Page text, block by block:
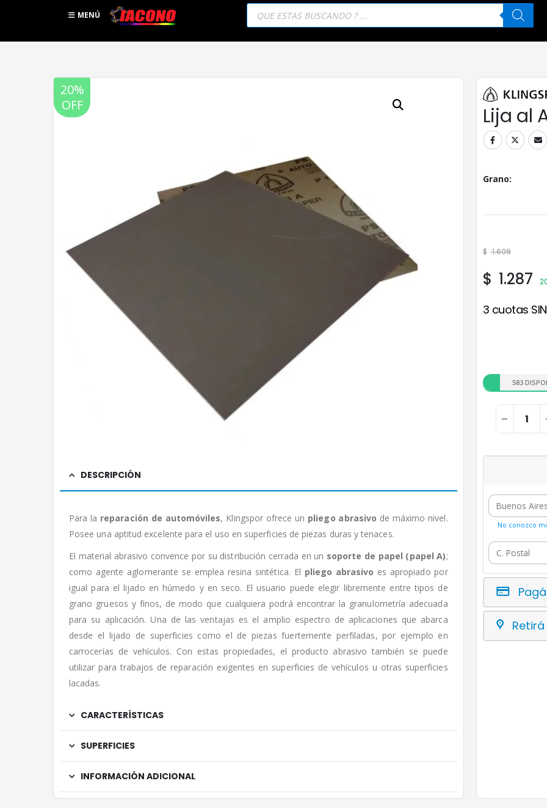
MENÚ
Búsqueda
productos
20%
OFF
DESCRIPCIÓN
Para la reparación de automóviles, Klingspor ofrece un pliego abrasivo de máximo nivel.
Posee una aptitud excelente para el uso en superficies de piezas duras y tenaces.
El material abrasivo convence por su distribución cerrada en un soporte de papel (papel A);
como agente aglomerante se emplea resina sintética. El pliego abrasivo es apropiado por
igual para el lijado en húmedo y en seco. El usuario puede elegir libremente entre tipos de
grano gruesos y finos, de modo que cualquiera podrá encontrar la granulometría adecuada
para su aplicación. Una de las ventajas es el amplio espectro de aplicaciones que abarca
desde el lijado de superficies como el de piezas fuertemente perfiladas, por ejemplo en
carrocerías de vehículos. Con estas propiedades, el producto abrasivo también se puede
utilizar para trabajos de reparación exigentes en superficies de vehículos u otras superficies
lacadas.
CARACTERÍSTICAS
SUPERFICIES
INFORMACIÓN ADICIONAL
Lija al
Grano
$ 1.609
$ 1.287
3 cuotas
583
No conozco